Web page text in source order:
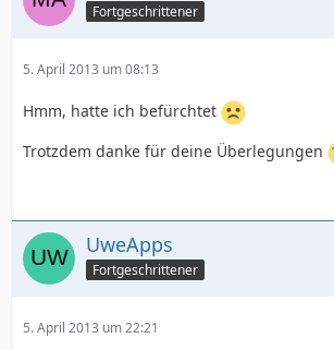
Fortgeschrittener
5. April 2013 um 08:13
Hmm, hatte ich befürchtet
Trotzdem danke für deine Überlegungen
UweApps
Fortgeschrittener
5. April 2013 um 22:21